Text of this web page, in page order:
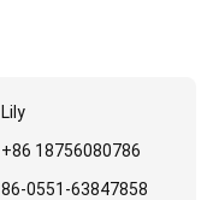
Lily
+86 18756080786
86-0551-63847858